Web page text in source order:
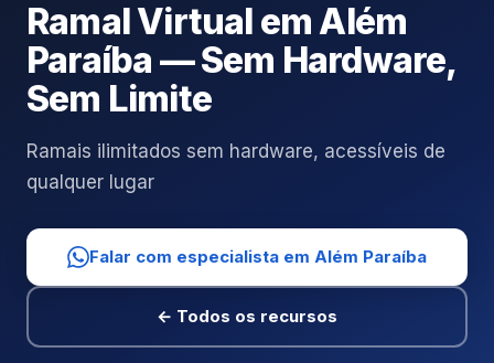
Ramal Virtual em Além
Paraíba — Sem Hardware,
Sem Limite
Ramais ilimitados sem hardware, acessíveis de
qualquer lugar
Falar com especialista em Além Paraíba
← Todos os recursos